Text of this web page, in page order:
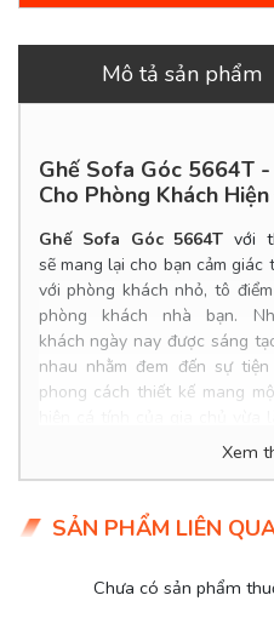
Mô tả sản phẩm
Ghế Sofa Góc 5664T
Cho Phòng Khách
Ghế Sofa Góc 5664T với
sẽ mang lại cho bạn cảm
với phòng khách nhỏ, tô
phòng khách nhà bạn.
khách ngày nay được sáng
nhau nhằm đem đến sự
phong cách thiết kế mang
căn nhà. Nếu quý vị không
sofa tại TPHCM. Có thể sản
kích thước, màu sắc, chất
Xem
SẢN PHẨM LIÊN
Chưa có sản phẩm